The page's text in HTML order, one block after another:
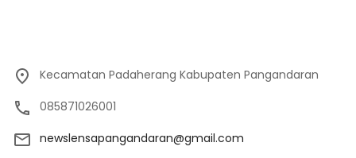
Kecamatan Padaherang Kabupaten Pangandaran
085871026001
newslensapangandaran@gmail.com